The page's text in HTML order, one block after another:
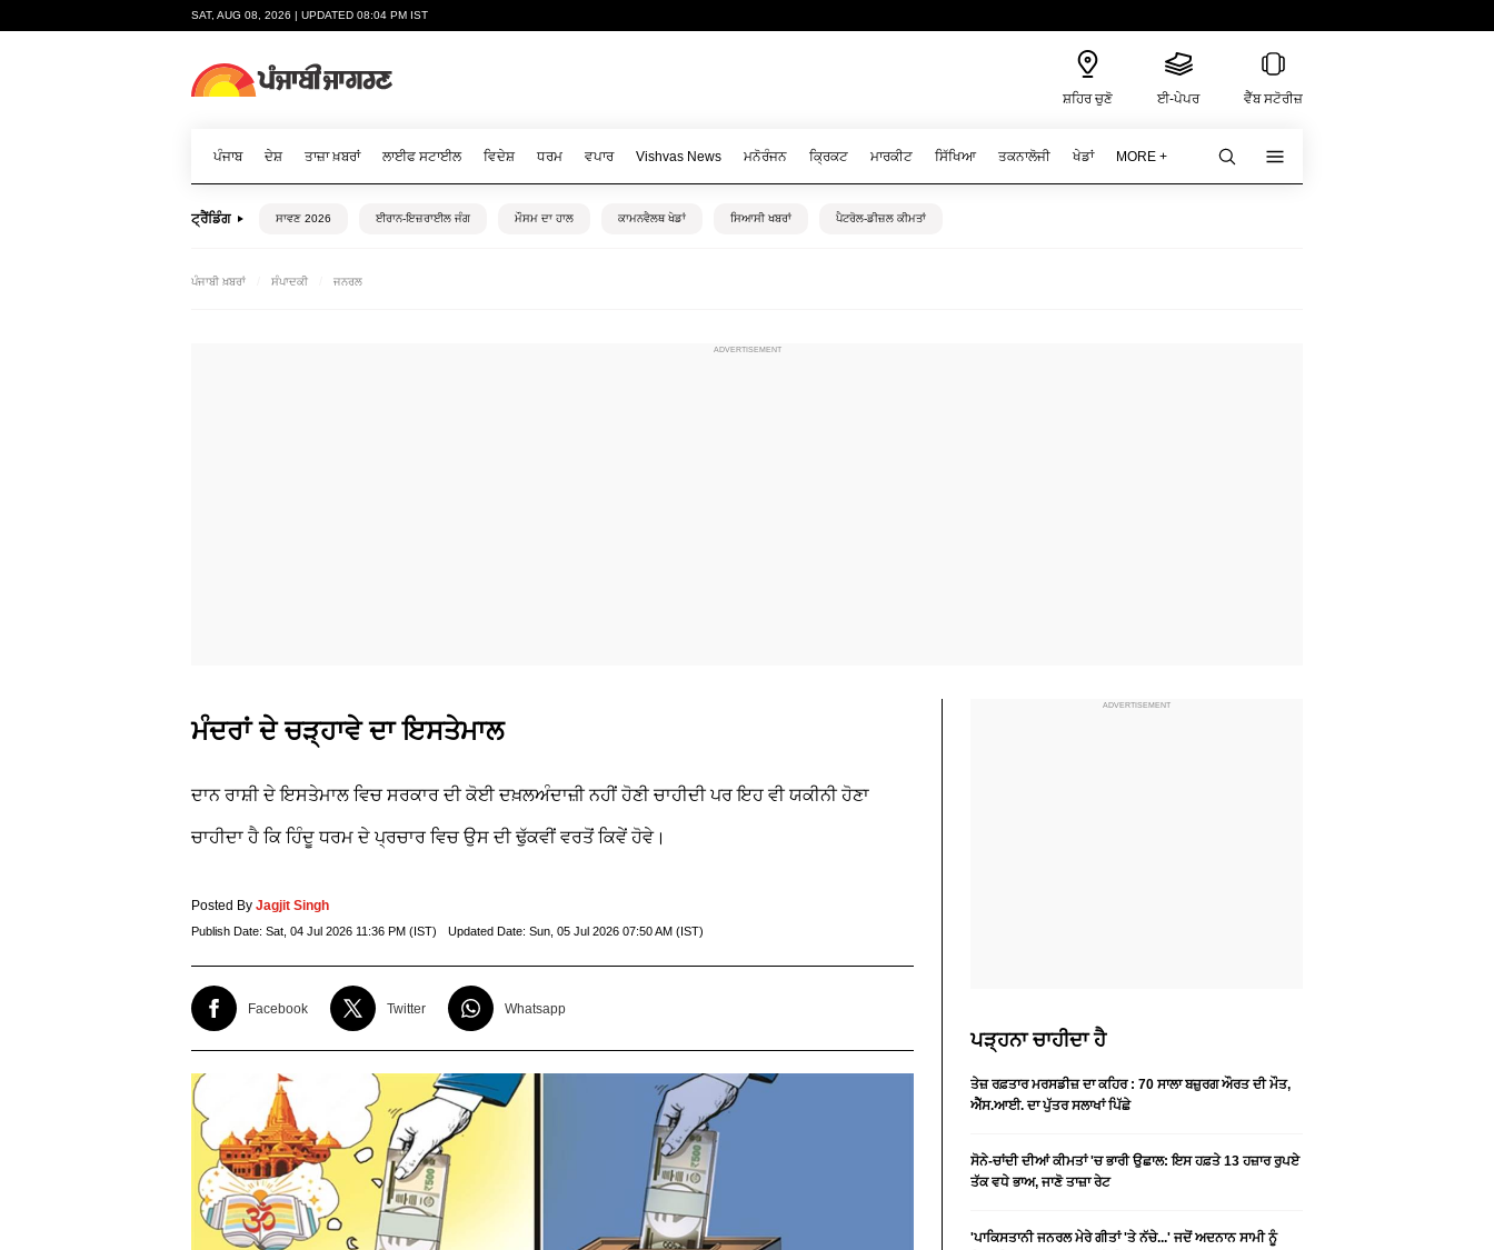
SAT, AUG 08, 2026 | UPDATED 08:04 PM IST
ਸ਼ਹਿਰ ਚੁਣੋ ਈ-ਪੇਪਰ ਵੈੱਬ ਸਟੋਰੀਜ਼
ਪੰਜਾਬ ਦੇਸ਼ ਤਾਜ਼ਾ ਖ਼ਬਰਾਂ ਲਾਈਫ ਸਟਾਈਲ ਵਿਦੇਸ਼ ਧਰਮ ਵਪਾਰ Vishvas News ਮਨੋਰੰਜਨ ਕ੍ਰਿਕਟ ਮਾਰਕੀਟ ਸਿੱਖਿਆ ਤਕਨਾਲੋਜੀ ਖੇਡਾਂ MORE +
ਟ੍ਰੈਂਡਿੰਗ ਸਾਵਣ 2026 ਈਰਾਨ-ਇਜ਼ਰਾਈਲ ਜੰਗ ਮੌਸਮ ਦਾ ਹਾਲ ਕਾਮਨਵੈਲਥ ਖੇਡਾਂ ਸਿਆਸੀ ਖਬਰਾਂ ਪੈਟਰੋਲ-ਡੀਜ਼ਲ ਕੀਮਤਾਂ
ਪੰਜਾਬੀ ਖ਼ਬਰਾਂ ਸੰਪਾਦਕੀ ਜਨਰਲ
ਮੰਦਰਾਂ ਦੇ ਚੜ੍ਹਾਵੇ ਦਾ ਇਸਤੇਮਾਲ
ਦਾਨ ਰਾਸ਼ੀ ਦੇ ਇਸਤੇਮਾਲ ਵਿਚ ਸਰਕਾਰ ਦੀ ਕੋਈ ਦਖ਼ਲਅੰਦਾਜ਼ੀ ਨਹੀਂ ਹੋਣੀ ਚਾਹੀਦੀ ਪਰ ਇਹ ਵੀ ਯਕੀਨੀ ਹੋਣਾ
ਚਾਹੀਦਾ ਹੈ ਕਿ ਹਿੰਦੂ ਧਰਮ ਦੇ ਪ੍ਰਚਾਰ ਵਿਚ ਉਸ ਦੀ ਢੁੱਕਵੀਂ ਵਰਤੋਂ ਕਿਵੇਂ ਹੋਵੇ।
Posted By Jagjit Singh
Publish Date: Sat, 04 Jul 2026 11:36 PM (IST) Updated Date: Sun, 05 Jul 2026 07:50 AM (IST)
Facebook Twitter Whatsapp
ਪੜ੍ਹਨਾ ਚਾਹੀਦਾ ਹੈ
ਤੇਜ਼ ਰਫ਼ਤਾਰ ਮਰਸਡੀਜ਼ ਦਾ ਕਹਿਰ : 70 ਸਾਲਾ ਬਜ਼ੁਰਗ ਔਰਤ ਦੀ ਮੌਤ,
ਐੱਸ.ਆਈ. ਦਾ ਪੁੱਤਰ ਸਲਾਖਾਂ ਪਿੱਛੇ
ਸੋਨੇ-ਚਾਂਦੀ ਦੀਆਂ ਕੀਮਤਾਂ 'ਚ ਭਾਰੀ ਉਛਾਲ: ਇਸ ਹਫ਼ਤੇ 13 ਹਜ਼ਾਰ ਰੁਪਏ
ਤੱਕ ਵਧੇ ਭਾਅ, ਜਾਣੋ ਤਾਜ਼ਾ ਰੇਟ
'ਪਾਕਿਸਤਾਨੀ ਜਨਰਲ ਮੇਰੇ ਗੀਤਾਂ 'ਤੇ ਨੱਚੇ...' ਜਦੋਂ ਅਦਨਾਨ ਸਾਮੀ ਨੂੰ